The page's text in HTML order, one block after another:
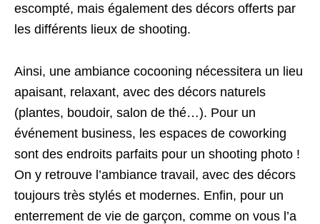
escompté, mais également des décors offerts par
les différents lieux de shooting.
Ainsi, une ambiance cocooning nécessitera un lieu
apaisant, relaxant, avec des décors naturels
(plantes, boudoir, salon de thé…). Pour un
événement business, les espaces de coworking
sont des endroits parfaits pour un shooting photo !
On y retrouve l’ambiance travail, avec des décors
toujours très stylés et modernes. Enfin, pour un
enterrement de vie de garçon, comme on vous l’a